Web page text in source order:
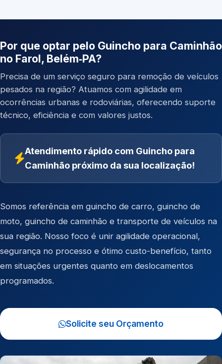
Por que optar pelo Guincho para Caminhão
no Farol, Belém‑PA?
Precisa de um serviço seguro para remoção de veículos
pesados na região? Atuamos com agilidade em
ocorrências urbanas e rodoviárias, oferecendo suporte
técnico, eficiência e com valores justos.
Atendimento rápido com Guincho para
Caminhão próximo da sua localização!
Somos referência em guincho de carro, guincho de
moto, guincho de caminhão e transporte de veículos na
sua região. Nosso foco é unir agilidade operacional,
segurança no processo e ótimo custo-benefício, tanto
em situações urgentes quanto em deslocamentos
programados.
Solicite seu Orçamento